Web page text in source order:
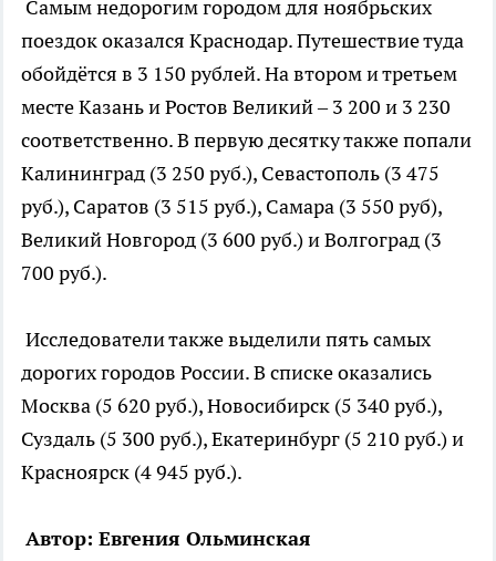
Самым недорогим городом для ноябрьских
поездок оказался Краснодар. Путешествие туда
обойдётся в 3 150 рублей. На втором и третьем
месте Казань и Ростов Великий – 3 200 и 3 230
соответственно. В первую десятку также попали
Калининград (3 250 руб.), Севастополь (3 475
руб.), Саратов (3 515 руб.), Самара (3 550 руб),
Великий Новгород (3 600 руб.) и Волгоград (3
700 руб.).
Исследователи также выделили пять самых
дорогих городов России. В списке оказались
Москва (5 620 руб.), Новосибирск (5 340 руб.),
Суздаль (5 300 руб.), Екатеринбург (5 210 руб.) и
Красноярск (4 945 руб.).
Автор: Евгения Ольминская